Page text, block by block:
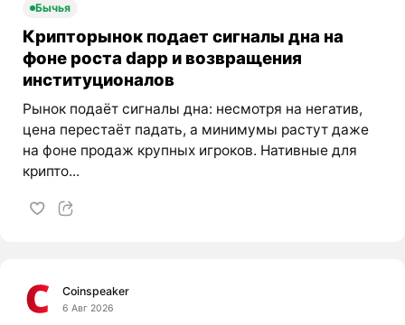
Бычья
Крипторынок подает сигналы дна на
фоне роста dapp и возвращения
институционалов
Рынок подаёт сигналы дна: несмотря на негатив,
цена перестаёт падать, а минимумы растут даже
на фоне продаж крупных игроков. Нативные для
крипто...
Coinspeaker
6 Авг 2026